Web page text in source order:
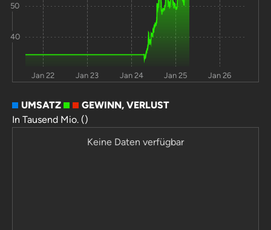
40
50
Jan 22 Jan 23 Jan 24 Jan 25 Jan 26
UMSATZ
GEWINN, VERLUST
In Tausend Mio. ()
Keine Daten verfügbar